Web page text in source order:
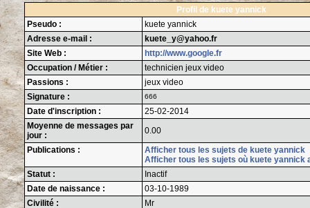
Profil de kuete yannick
Pseudo :
kuete yannick
Adresse e-mail :
kuete_y@yahoo.fr
Site Web :
http://www.google.fr
Occupation / Métier :
technicien jeux video
Passions :
jeux video
Signature :
666
Date d'inscription :
25-02-2014
Moyenne de messages par
jour :
0.00
Publications :
Afficher tous les sujets de kuete yannick
Afficher tous les sujets où kuete yannick
Statut :
Inactif
Date de naissance :
03-10-1989
Civilité :
Mr